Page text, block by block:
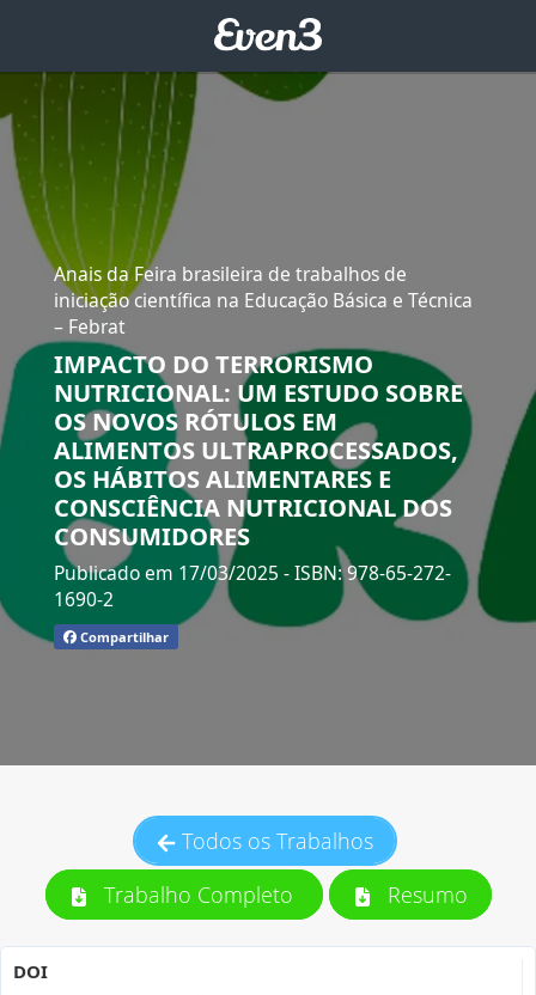
Anais da Feira brasileira de trabalhos de
iniciação científica na Educação Básica e Técnica
– Febrat
IMPACTO DO TERRORISMO
NUTRICIONAL: UM ESTUDO SOBRE
OS NOVOS RÓTULOS EM
ALIMENTOS ULTRAPROCESSADOS,
OS HÁBITOS ALIMENTARES E
CONSCIÊNCIA NUTRICIONAL DOS
CONSUMIDORES
Publicado em 17/03/2025 - ISBN: 978-65-272-
1690-2
Compartilhar
Todos os Trabalhos
Trabalho Completo
Resumo
DOI